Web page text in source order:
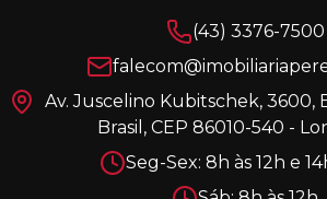
(43) 3376-7500
Av. Juscelino Kubitschek, 3600,
Brasil, CEP 86010-540 -
Seg-Sex: 8h às 12h e